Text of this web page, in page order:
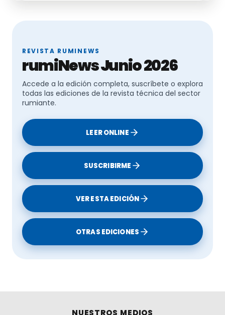
REVISTA RUMINEWS
rumiNews Junio 2026
Accede a la edición completa, suscríbete o explora
todas las ediciones de la revista técnica del sector
rumiante.
LEER ONLINE
SUSCRIBIRME
VER ESTA EDICIÓN
OTRAS EDICIONES
NUESTROS MEDIOS